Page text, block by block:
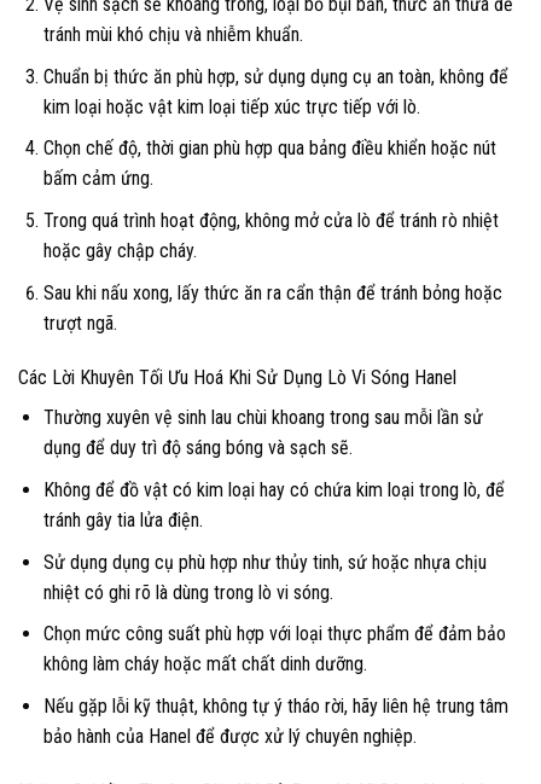
tránh mùi khó chịu và nhiễm khuẩn.
Chuẩn bị thức ăn phù hợp, sử dụng dụng cụ an toàn, không để
kim loại hoặc vật kim loại tiếp xúc trực tiếp với lò.
Chọn chế độ, thời gian phù hợp qua bảng điều khiển hoặc nút
bấm cảm ứng.
Trong quá trình hoạt động, không mở cửa lò để tránh rò nhiệt
hoặc gây chập cháy.
Sau khi nấu xong, lấy thức ăn ra cẩn thận để tránh bỏng hoặc
trượt ngã.
Các Lời Khuyên Tối Ưu Hoá Khi Sử Dụng Lò Vi Sóng Hanel
Thường xuyên vệ sinh lau chùi khoang trong sau mỗi lần sử
dụng để duy trì độ sáng bóng và sạch sẽ.
Không để đồ vật có kim loại hay có chứa kim loại trong lò, để
tránh gây tia lửa điện.
Sử dụng dụng cụ phù hợp như thủy tinh, sứ hoặc nhựa chịu
nhiệt có ghi rõ là dùng trong lò vi sóng.
Chọn mức công suất phù hợp với loại thực phẩm để đảm bảo
không làm cháy hoặc mất chất dinh dưỡng.
Nếu gặp lỗi kỹ thuật, không tự ý tháo rời, hãy liên hệ trung tâm
bảo hành của Hanel để được xử lý chuyên nghiệp.